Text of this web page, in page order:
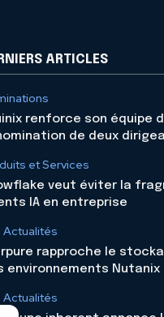
ARTICLES
renforce son équipe
de deux
et Services
veut éviter la
IA en entreprise
Actualités
rapproche le
environnements Nutanix
Actualités